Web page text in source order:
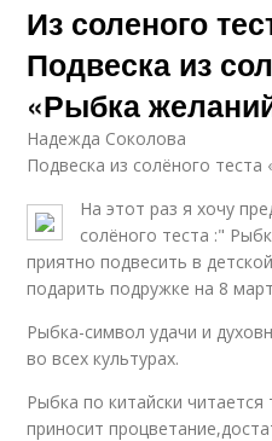
Из соленого
Подвеска из
«Рыбка
Надежда Соколова
Подвеска из солёного
На этот раз я хочу
солёного теста :"
приятно подвесить в
подарить подружке на 8
Рыбка-символ удачи и
во всех культурах.
Рыбка по китайски
приносит